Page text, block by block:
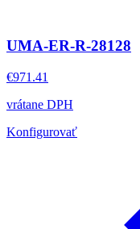
UMA-ER-R-28128
€971.41
vrátane DPH
Konfigurovať